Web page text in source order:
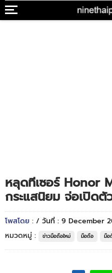
หลุดทีเซอร์ Honor
กระแสนิยม จ่อเปิด
โพสโดย : / วันที่ : 9 December
หมวดหมู่ :
ข่าวมือถือใหม่ มือถือ มือ